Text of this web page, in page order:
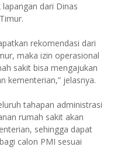
dari Dinas
rekomendasi dari
maka izin operasional
sakit bisa mengajukan
kementerian,” jelasnya.
tahapan administrasi
rumah sakit akan
sehingga dapat
calon PMI sesuai